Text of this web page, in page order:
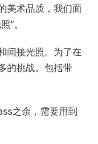
美术品质，我们面
”。
间接光照。为了在
的挑战。包括带
之余，需要用到